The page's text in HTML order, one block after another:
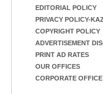
EDITORIAL POLICY
PRIVACY POLICY-
COPYRIGHT POLICY
ADVERTISEMENT
PRINT AD RATES
OUR OFFICES
CORPORATE OFFICE